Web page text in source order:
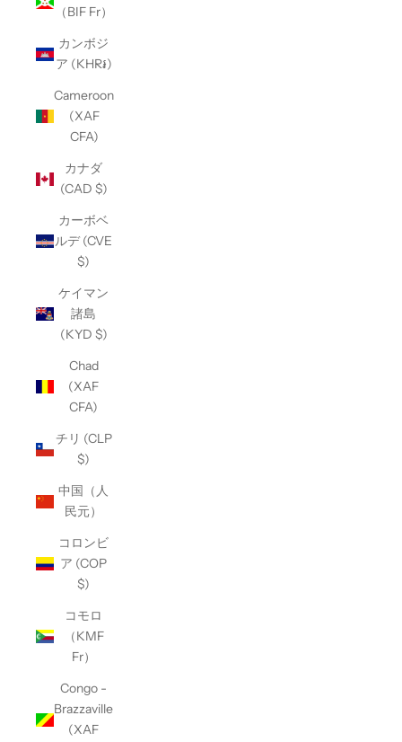
（BIF Fr）
カンボジ
ア (KHR៛)
Cameroon
(XAF
CFA)
カナダ
(CAD $)
カーボベ
ルデ (CVE
$)
ケイマン
諸島
(KYD $)
Chad
(XAF
CFA)
チリ (CLP
$)
中国（人
民元）
コロンビ
ア (COP
$)
コモロ
（KMF
Fr）
Congo -
Brazzaville
(XAF